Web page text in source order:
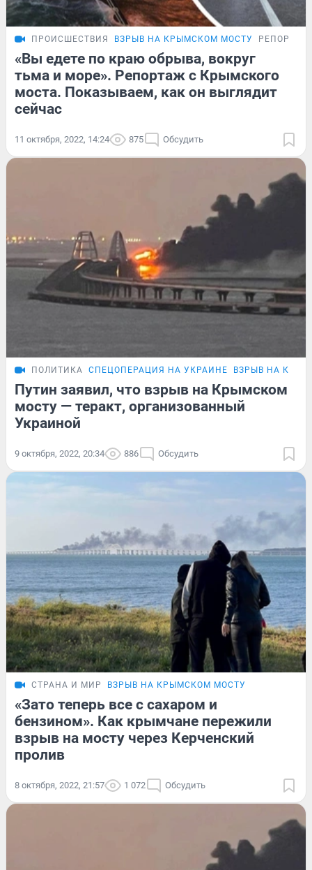
ПРОИСШЕСТВИЯ ВЗРЫВ НА КРЫМСКОМ МОСТУ РЕПОРТАЖ
«Вы едете по краю обрыва, вокруг
тьма и море». Репортаж с Крымского
моста. Показываем, как он выглядит
сейчас
11 октября, 2022, 14:24 875 Обсудить
ПОЛИТИКА СПЕЦОПЕРАЦИЯ НА УКРАИНЕ ВЗРЫВ НА
Путин заявил, что взрыв на Крымском
мосту — теракт, организованный
Украиной
9 октября, 2022, 20:34 886 Обсудить
СТРАНА И МИР ВЗРЫВ НА КРЫМСКОМ МОСТУ
«Зато теперь все с сахаром и
бензином». Как крымчане пережили
взрыв на мосту через Керченский
пролив
8 октября, 2022, 21:57 1 072 Обсудить